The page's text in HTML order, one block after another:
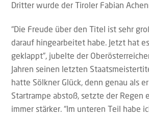
Dritter wurde der Tiroler Fabian
“Die Freude über den Titel ist sehr
darauf hingearbeitet habe. Jetzt hat
geklappt”, jubelte der
Jahren seinen letzten
hatte Sölkner Glück, denn genau als
Startrampe abstoß, setzte der Regen
immer stärker. “Im unteren Teil habe